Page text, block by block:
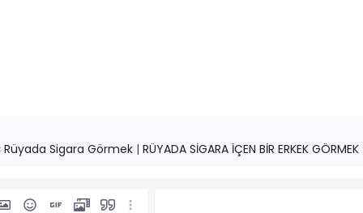
Rüyada Sigara Görmek | RÜYADA SİGARA İÇEN BİR ERKEK GÖRMEK